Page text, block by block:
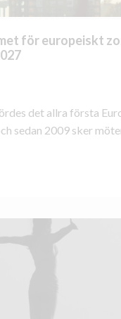
för europeiskt
det allra första
sedan 2009 sker